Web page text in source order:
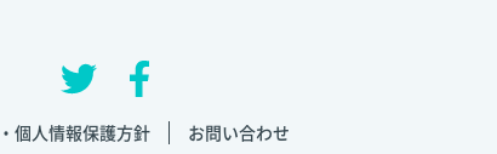
個人情報保護方針 お問い合わせ